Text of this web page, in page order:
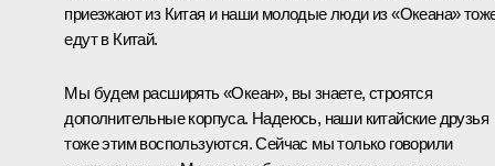
приезжают из Китая и наши молодые люди из «Океана»
едут в Китай.
Мы будем расширять «Океан», вы знаете, строятся
дополнительные корпуса. Надеюсь, наши китайские друзья
тоже этим воспользуются. Сейчас мы только говорили